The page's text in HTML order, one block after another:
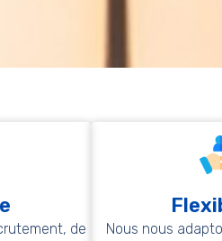
de
Nous nous